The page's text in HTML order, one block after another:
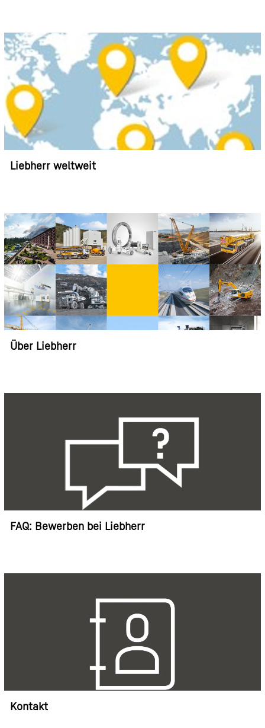
Liebherr weltweit
Über Liebherr
FAQ: Bewerben bei Liebherr
Kontakt